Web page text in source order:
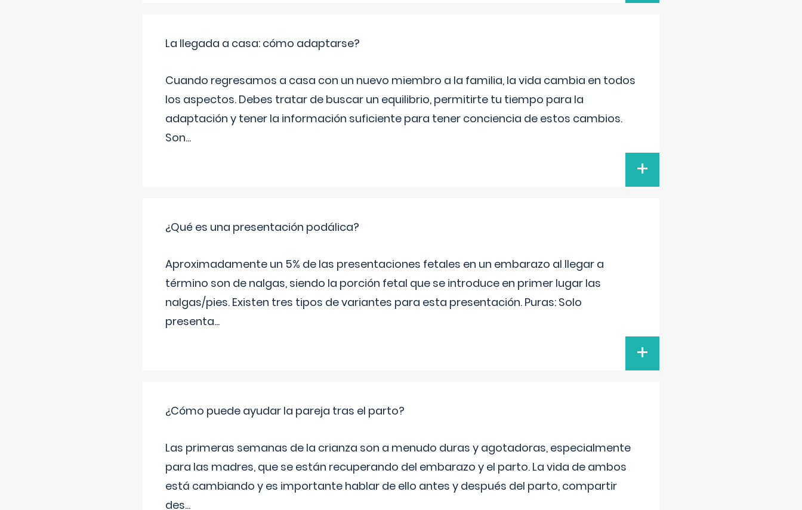
La llegada a casa: cómo adaptarse?
Cuando regresamos a casa con un nuevo miembro a la familia, la vida cambia en todos
los aspectos. Debes tratar de buscar un equilibrio, permitirte tu tiempo para la
adaptación y tener la información suficiente para tener conciencia de estos cambios.
Son...
+
¿Qué es una presentación podálica?
Aproximadamente un 5% de las presentaciones fetales en un embarazo al llegar a
término son de nalgas, siendo la porción fetal que se introduce en primer lugar las
nalgas/pies. Existen tres tipos de variantes para esta presentación. Puras: Solo
presenta...
+
¿Cómo puede ayudar la pareja tras el parto?
Las primeras semanas de la crianza son a menudo duras y agotadoras, especialmente
para las madres, que se están recuperando del embarazo y el parto. La vida de ambos
está cambiando y es importante hablar de ello antes y después del parto, compartir
des...